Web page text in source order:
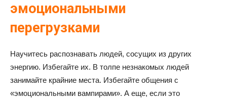
эмоциональными
перегрузками
Научитесь распознавать людей, сосущих из других
энергию. Избегайте их. В толпе незнакомых людей
занимайте крайние места. Избегайте общения с
«эмоциональными вампирами». А еще, если это